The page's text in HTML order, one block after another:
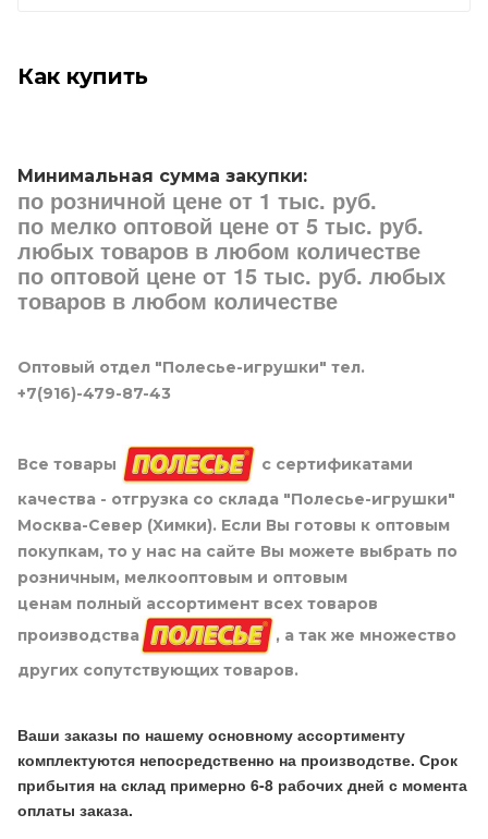
Как купить
Минимальная сумма закупки:
по розничной цене от 1 тыс. руб.
по мелко оптовой цене от 5 тыс. руб.
любых товаров в любом количестве
по оптовой цене от 15 тыс. руб. любых
товаров в любом количестве
Оптовый отдел "Полесье-игрушки" тел.
+7(916)-479-87-43
Все товары
с сертификатами
качества - отгрузка со склада "Полесье-игрушки"
Москва-Север (Химки). Если Вы готовы к оптовым
покупкам, то у нас на сайте Вы можете выбрать по
розничным, мелкооптовым и оптовым
ценам полный ассортимент всех товаров
производства
, а так же множество
других сопутствующих товаров.
Ваши заказы по нашему основному ассортименту
комплектуются непосредственно на производстве. Срок
прибытия на склад примерно 6-8 рабочих дней с момента
оплаты заказа.